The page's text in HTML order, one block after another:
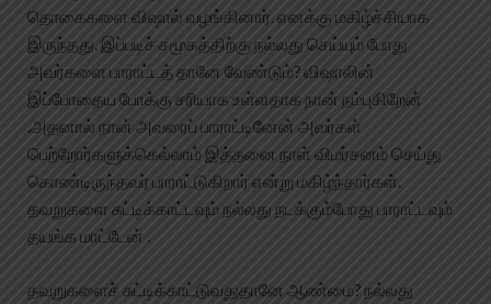
தொகைகளை விஷால் வழங்கினார். எனக்கு மகிழ்ச்சியாக
இருந்தது. இப்படிச் சமூகத்திற்கு நல்லது செய்யும் போது
அவர்களை பாராட்டத் தானே வேண்டும்? விஷாலின்
இப்போதைய போக்கு சரியாக உள்ளதாக நான் நம்புகிறேன்
.அதனால் நான் அவரைப் பாராட்டினேன் அவர்கள்
பெற்றோர்களுக்கெல்லாம் இத்தனை நாள் விமர்சனம் செய்து
கொண்டிருந்தவர் பாராட்டுகிறார் என்று மகிழ்ந்தார்கள்.
தவறுகளை சுட்டிக்காட்டவும் நல்லது நடக்கும்போது பாராட்டவும்
தயங்க மாட்டேன் .
தவறுகளைச் சுட்டிக்காட்டுவதுதானே ஆண்மை? நல்லது